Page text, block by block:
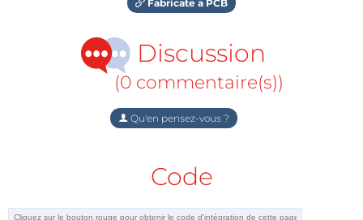
Fabricate a PCB
Discussion
(0 commentaire(s))
Qu'en pensez-vous ?
Code